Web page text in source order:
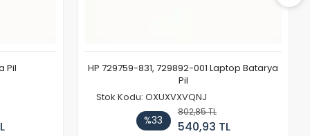
Pil
HP 729759-831, 729892-001 Laptop Batarya
Pil
Stok Kodu: OXUXVXVQNJ
%33
802,85 TL
540,93 TL